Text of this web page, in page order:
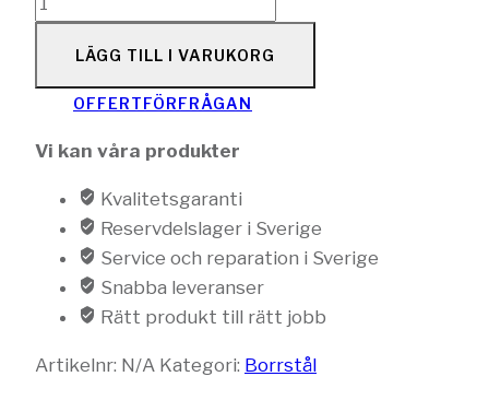
LÄGG TILL I VARUKORG
OFFERTFÖRFRÅGAN
Vi kan våra produkter
Kvalitetsgaranti
Reservdelslager i Sverige
Service och reparation i Sverige
Snabba leveranser
Rätt produkt till rätt jobb
Artikelnr: N/A Kategori: Borrstål